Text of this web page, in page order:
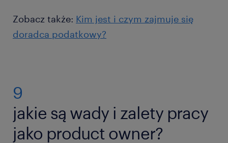
Zobacz także: Kim jest i czym zajmuje się
doradca podatkowy?
9
jakie są wady i zalety pracy
jako product owner?